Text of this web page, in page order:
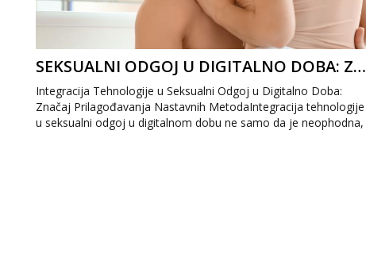
SEKSUALNI ODGOJ U DIGITALNO DOBA: ZNAČAJ PRILAGOĐAVANJA NASTAVNIH METODA
Integracija Tehnologije u Seksualni Odgoj u Digitalno Doba:
Značaj Prilagođavanja Nastavnih MetodaIntegracija tehnologije
u seksualni odgoj u digitalnom dobu ne samo da je neophodna,